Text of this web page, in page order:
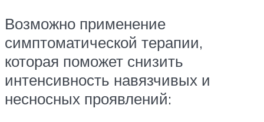
Возможно применение
симптоматической терапии,
которая поможет снизить
интенсивность навязчивых и
несносных проявлений: